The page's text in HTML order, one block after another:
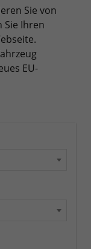
Sie von
Sie Ihren
EU-